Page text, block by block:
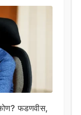
फडणवीस,